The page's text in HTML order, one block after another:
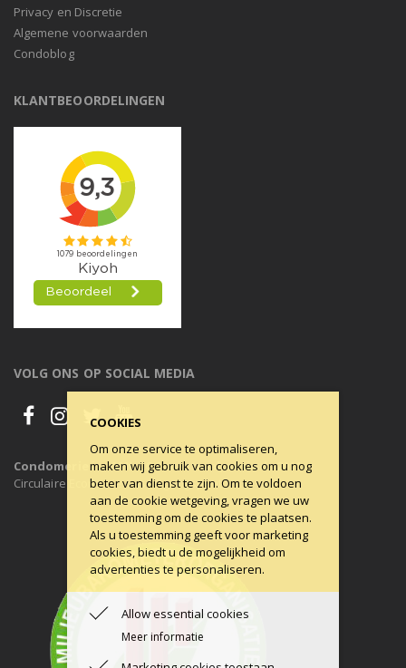
Privacy en Discretie
Algemene voorwaarden
Condoblog
KLANTBEOORDELINGEN
VOLG ONS OP SOCIAL MEDIA
Condomerie is 100% CO2-neutraal, al sinds 2011
Circulaire Economie ons uitgangspunt.
COOKIES
Om onze service te optimaliseren,
maken wij gebruik van cookies om u nog
beter van dienst te zijn. Om te voldoen
aan de cookie wetgeving, vragen we uw
toestemming om de cookies te plaatsen.
Als u toestemming geeft voor marketing
cookies, biedt u de mogelijkheid om
advertenties te personaliseren.
Allow essential cookies
Meer informatie